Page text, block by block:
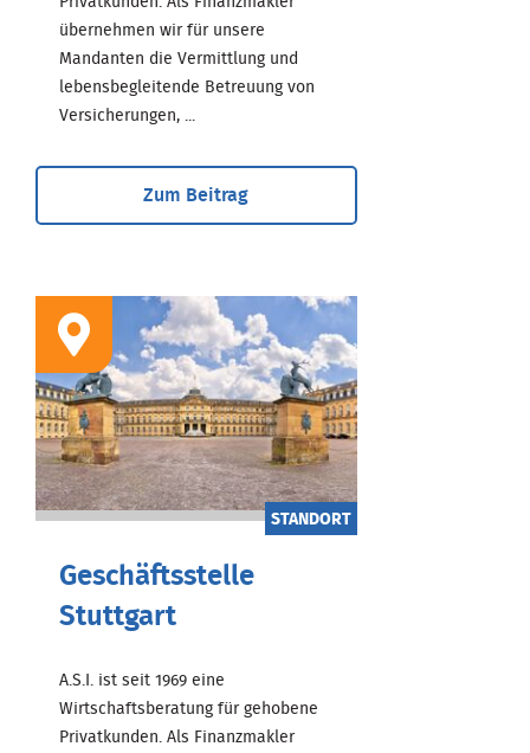
übernehmen wir für unsere
Mandanten die Vermittlung und
lebensbegleitende Betreuung von
Versicherungen, ...
Zum Beitrag
STANDORT
Geschäftsstelle
Stuttgart
A.S.I. ist seit 1969 eine
Wirtschaftsberatung für gehobene
Privatkunden. Als Finanzmakler